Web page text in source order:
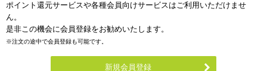
ポイント還元サービスや各種会員向けサービスはご利用いただけませ
ん。
是非この機会に会員登録をお勧めいたします。
※注文の途中で会員登録も可能です。
新規会員登録